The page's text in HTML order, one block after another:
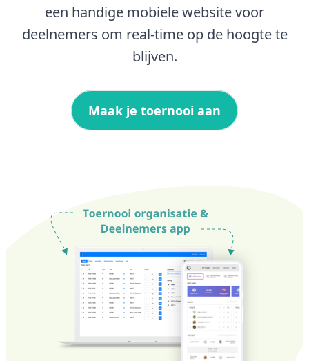
een handige mobiele website voor
deelnemers om real-time op de hoogte te
blijven.
Maak je toernooi aan